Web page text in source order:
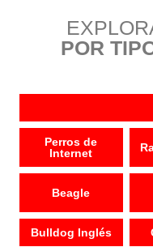
POR
Perros de
Internet
Beagle
Bulldog Inglés